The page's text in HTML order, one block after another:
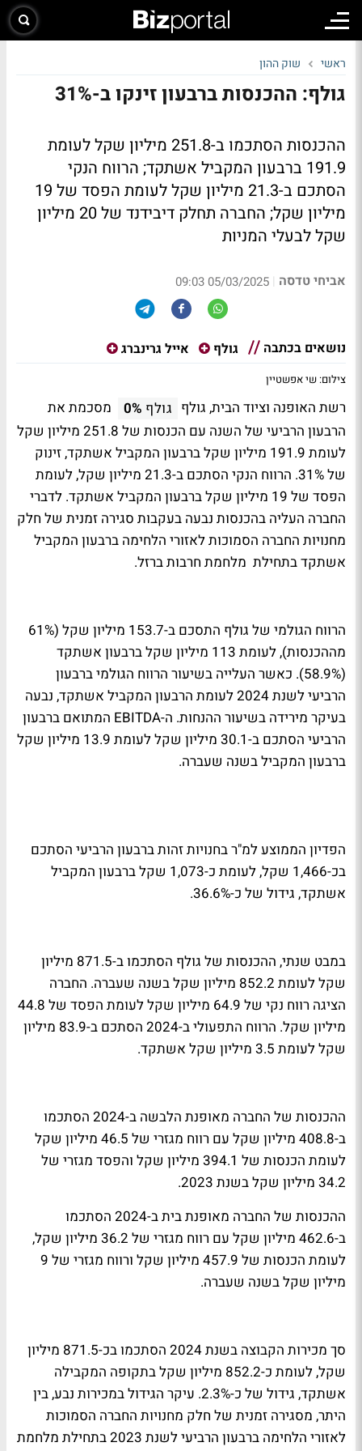
ראשי שוק ההון
גולף: ההכנסות ברבעון זינקו ב-31%
ההכנסות הסתכמו ב-251.8 מיליון שקל לעומת
191.9 ברבעון המקביל אשתקד; הרווח הנקי
הסתכם ב-21.3 מיליון שקל לעומת הפסד של 19
מיליון שקל; החברה תחלק דיבידנד של 20 מיליון
שקל לבעלי המניות
אביחי טדסה |
05/03/2025 09:03
נושאים בכתבה גולף אייל גרינברג
צילום: שי אפשטיין
רשת האופנה וציוד הבית, גולף גולף 0%
מסכמת את
הרבעון הרביעי של השנה עם הכנסות של 251.8 מיליון שקל
לעומת 191.9 מיליון שקל ברבעון המקביל אשתקד, זינוק
של 31%. הרווח הנקי הסתכם ב-21.3 מיליון שקל, לעומת
הפסד של 19 מיליון שקל ברבעון המקביל אשתקד. לדברי
החברה העליה בהכנסות נבעה בעקבות סגירה זמנית של חלק
מחנויות החברה הסמוכות לאזורי הלחימה ברבעון המקביל
אשתקד בתחילת מלחמת חרבות ברזל.
הרווח הגולמי של גולף התסכם ב-153.7 מיליון שקל (61%
מההכנסות), לעומת 113 מיליון שקל ברבעון אשתקד
(58.9%). כאשר העלייה בשיעור הרווח הגולמי ברבעון
הרביעי לשנת 2024 לעומת הרבעון המקביל אשתקד, נבעה
בעיקר מירידה בשיעור ההנחות. ה-EBITDA המתואם ברבעון
הרביעי הסתכם ב-30.1 מיליון שקל לעומת 13.9 מיליון שקל
ברבעון המקביל בשנה שעברה.
הפדיון הממוצע למ"ר בחנויות זהות ברבעון הרביעי הסתכם
בכ-1,466 שקל, לעומת כ-1,073 שקל ברבעון המקביל
אשתקד, גידול של כ-36.6%.
במבט שנתי, ההכנסות של גולף הסתכמו ב-871.5 מיליון
שקל לעומת 852.2 מיליון שקל בשנה שעברה. החברה
הציגה רווח נקי של 64.9 מיליון שקל לעומת הפסד של 44.8
מיליון שקל. הרווח התפעולי ב-2024 הסתכם ב-83.9 מיליון
שקל לעומת 3.5 מיליון שקל אשתקד.
ההכנסות של החברה מאופנת הלבשה ב-2024 הסתכמו
ב-408.8 מיליון שקל עם רווח מגזרי של 46.5 מיליון שקל
לעומת הכנסות של 394.1 מיליון שקל והפסד מגזרי של
34.2 מיליון שקל בשנת 2023.
ההכנסות של החברה מאופנת בית ב-2024 הסתכמו
ב-462.6 מיליון שקל עם רווח מגזרי של 36.2 מיליון שקל,
לעומת הכנסות של 457.9 מיליון שקל ורווח מגזרי של 9
מיליון שקל בשנה שעברה.
סך מכירות הקבוצה בשנת 2024 הסתכמו בכ-871.5 מיליון
שקל, לעומת כ-852.2 מיליון שקל בתקופה המקבילה
אשתקד, גידול של כ-2.3%. עיקר הגידול במכירות נבע, בין
היתר, מסגירה זמנית של חלק מחנויות החברה הסמוכות
לאזורי הלחימה ברבעון הרביעי לשנת 2023 בתחילת מלחמת